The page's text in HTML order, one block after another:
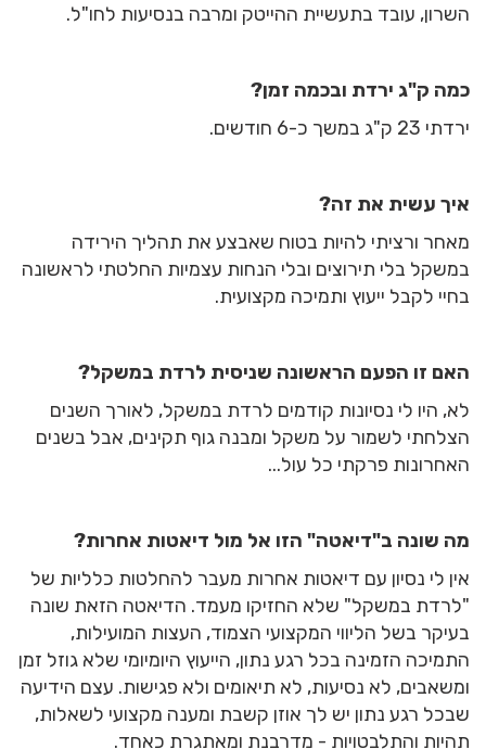
השרון, עובד בתעשיית ההייטק ומרבה בנסיעות לחו"ל.
כמה ק"ג ירדת ובכמה זמן?
ירדתי 23 ק"ג במשך כ-6 חודשים.
איך עשית את זה?
מאחר ורציתי להיות בטוח שאבצע את תהליך הירידה
במשקל בלי תירוצים ובלי הנחות עצמיות החלטתי לראשונה
בחיי לקבל ייעוץ ותמיכה מקצועית.
האם זו הפעם הראשונה שניסית לרדת במשקל?
לא, היו לי נסיונות קודמים לרדת במשקל, לאורך השנים
הצלחתי לשמור על משקל ומבנה גוף תקינים, אבל בשנים
האחרונות פרקתי כל עול...
מה שונה ב"דיאטה" הזו אל מול דיאטות אחרות?
אין לי נסיון עם דיאטות אחרות מעבר להחלטות כלליות של
"לרדת במשקל" שלא החזיקו מעמד. הדיאטה הזאת שונה
בעיקר בשל הליווי המקצועי הצמוד, העצות המועילות,
התמיכה הזמינה בכל רגע נתון, הייעוץ היומיומי שלא גוזל זמן
ומשאבים, לא נסיעות, לא תיאומים ולא פגישות. עצם הידיעה
שבכל רגע נתון יש לך אוזן קשבת ומענה מקצועי לשאלות,
תהיות והתלבטויות - מדרבנת ומאתגרת כאחד.